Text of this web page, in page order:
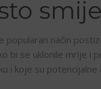
popularan način
bi se uklonile mrlje i
i koje su potencijalne